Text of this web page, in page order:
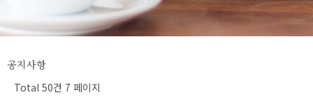
공지사항
Total 50건 7 페이지